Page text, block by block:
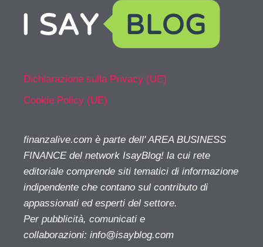
Dichiarazione sulla Privacy (UE)
Cookie Policy (UE)
finanzalive.com è parte dell' AREA BUSINESS
FINANCE del network IsayBlog! la cui rete
editoriale comprende siti tematici di informazione
indipendente che contano sul contributo di
appassionati ed esperti del settore.
Per pubblicità, comunicati e
collaborazioni: info@isayblog.com